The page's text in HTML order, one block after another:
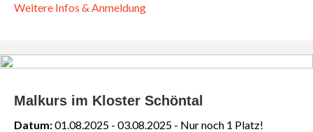
Weitere Infos & Anmeldung
Malkurs im Kloster Schöntal
Datum:01.08.2025 - 03.08.2025 - Nur noch 1 Platz!